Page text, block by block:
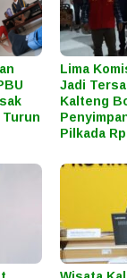
Turun
Lima
Jadi
Kalteng
Pilkada